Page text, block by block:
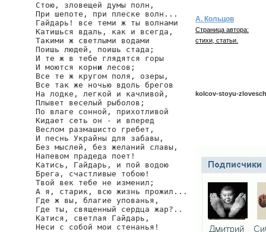
Стою, зловещей думы полн,
При шепоте, при плеске волн...
Гайдарь! все теми ж ты волнами
Катишься вдаль, как и всегда,
Такими ж светлыми водами
Поишь людей, поишь стада;
И те ж в тебе глядятся горы
И моются корни лесов;
Все те ж кругом поля, озеры,
Все так же ночью вдоль брегов
На лодке, легкой и качливой,
Плывет веселый рыболов;
По влаге сонной, прихотливой
Кидает сеть он - и вперед
Веслом размашисто гребет,
И песнь Украйны для забавы,
Без мыслей, без желаний славы,
Напевом прадеда поет!
Катись, Гайдарь, и пой водою
Брега, счастливые тобою!
Твой век тебе не изменил;
А я, старик, всю жизнь прожил...
Где ж вы, благие упованья,
Где ты, священный сердца жар?..
Катися, светлая Гайдарь,
Неси с собой мои стенанья!
А. Кольцов
Страница автора:
стихи, статьи.
kolcov-stoyu-